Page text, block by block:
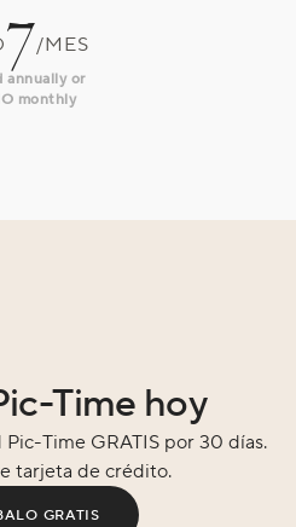
7/MES
annually or
monthly
Time hoy
Time GRATIS por 30 días.
tarjeta de crédito.
GRATIS